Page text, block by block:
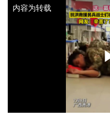
内容为转载